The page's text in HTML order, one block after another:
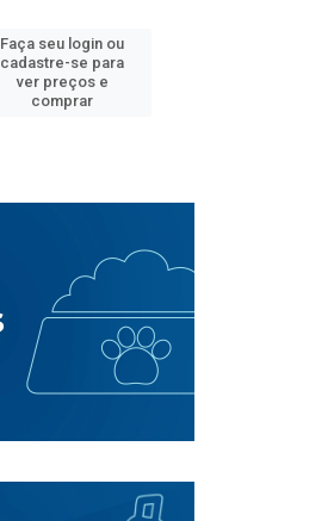
Faça seu login ou
cadastre-se para
ver preços e
comprar